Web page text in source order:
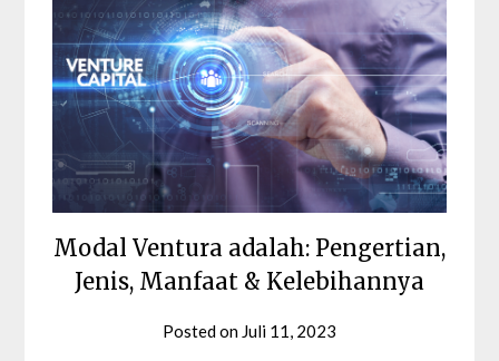
Modal Ventura adalah: Pengertian,
Jenis, Manfaat & Kelebihannya
Posted on Juli 11, 2023